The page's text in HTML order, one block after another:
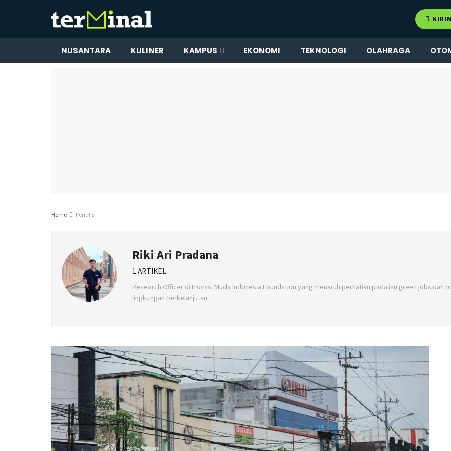
NUSANTARA KULINER KAMPUS EKONOMI TEKNOLOGI OLAHRAGA
Home Penulis
Riki Ari Pradana
1 ARTIKEL
Research Officer di Inovasi Muda Indonesia Foundation yang menaruh perhatian pada isu green jobs dan
lingkungan berkelanjutan.